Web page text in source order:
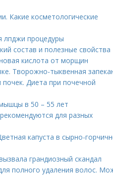
Какие косметологические
лпджи процедуры
состав и полезные свойства
кислота от морщин
Творожно-тыквенная
Диета при почечной
в 50 – 55 лет
для разных
капуста в сырно-
грандиозный скандал
полного удаления волос.